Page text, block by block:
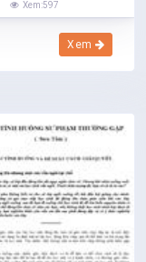
Xem:597
Xem